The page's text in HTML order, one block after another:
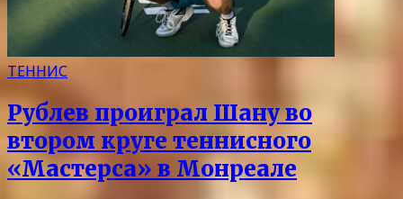
ТЕННИС
Рублев проиграл Шану во
втором круге теннисного
«Мастерса» в Монреале